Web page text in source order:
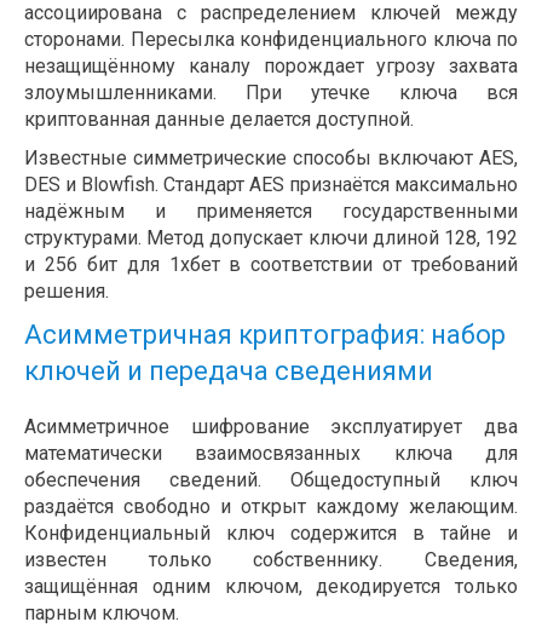
ассоциирована с распределением ключей между
сторонами. Пересылка конфиденциального ключа по
незащищённому каналу порождает угрозу захвата
злоумышленниками. При утечке ключа вся
криптованная данные делается доступной.
Известные симметрические способы включают AES,
DES и Blowfish. Стандарт AES признаётся максимально
надёжным и применяется государственными
структурами. Метод допускает ключи длиной 128, 192
и 256 бит для 1хбет в соответствии от требований
решения.
Асимметричная криптография: набор
ключей и передача сведениями
Асимметричное шифрование эксплуатирует два
математически взаимосвязанных ключа для
обеспечения сведений. Общедоступный ключ
раздаётся свободно и открыт каждому желающим.
Конфиденциальный ключ содержится в тайне и
известен только собственнику. Сведения,
защищённая одним ключом, декодируется только
парным ключом.